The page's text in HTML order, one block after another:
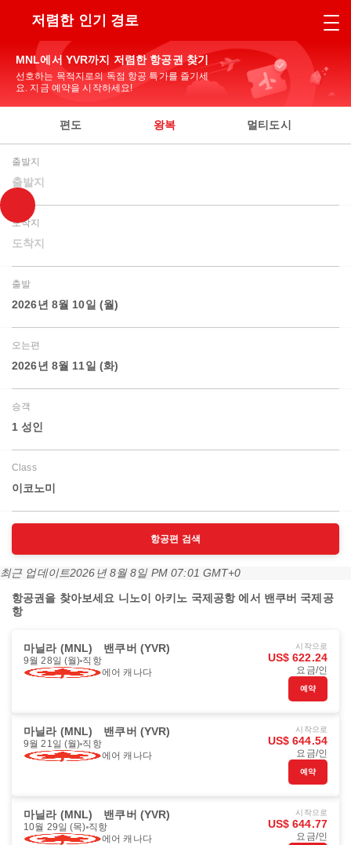
저렴한 인기 경로
MNL에서 YVR까지 저렴한 항공권 찾기
선호하는 목적지로의 독점 항공 특가를 즐기세
요. 지금 예약을 시작하세요!
편도 왕복 멀티도시
출발지
출발지
도착지
도착지
출발
2026년 8월 10일 (월)
오는편
2026년 8월 11일 (화)
승객
1 성인
Class
이코노미
항공편 검색
최근 업데이트2026년 8월 8일 PM 07:01 GMT+0
항공권을 찾아보세요 니노이 아키노 국제공항 에서 밴쿠버 국제공
항
마닐라 (MNL) 밴쿠버 (YVR)
9월 28일 (월) 직항
에어 캐나다
시작으로
US$ 622.24
요금/인
예약
마닐라 (MNL) 밴쿠버 (YVR)
9월 21일 (월) 직항
에어 캐나다
시작으로
US$ 644.54
요금/인
예약
마닐라 (MNL) 밴쿠버 (YVR)
10월 29일 (목) 직항
에어 캐나다
시작으로
US$ 644.77
요금/인